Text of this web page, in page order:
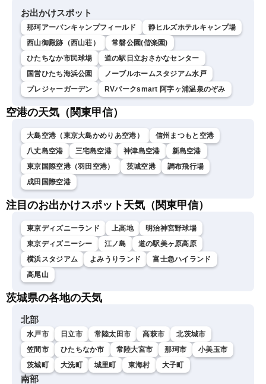
お出かけスポット
那珂アーバンキャンプフィールド
静ヒルズホテルキャンプ場
西山御殿跡（西山荘）
常磐公園(偕楽園)
ひたちなか市民球場
道の駅日立おさかなセンター
国営ひたち海浜公園
ノーブルホームスタジアム水戸
プレジャーガーデン
RVパークsmart 阿字ヶ浦温泉のぞみ
空港の天気（関東甲信）
大島空港（東京大島かめりあ空港）
信州まつもと空港
八丈島空港
三宅島空港 神津島空港
新島空港
東京国際空港（羽田空港）
茨城空港
調布飛行場
成田国際空港
注目のお出かけスポット天気（関東甲信）
東京ディズニーランド 上高地
明治神宮野球場
東京ディズニーシー
江ノ島
道の駅美ヶ原高原
横浜スタジアム
よみうりランド
富士急ハイランド
高尾山
茨城県の各地の天気
北部
水戸市 日立市 常陸太田市 高萩市
北茨城市
笠間市
ひたちなか市 常陸大宮市 那珂市
小美玉市
茨城町
大洗町 城里町 東海村 大子町
南部